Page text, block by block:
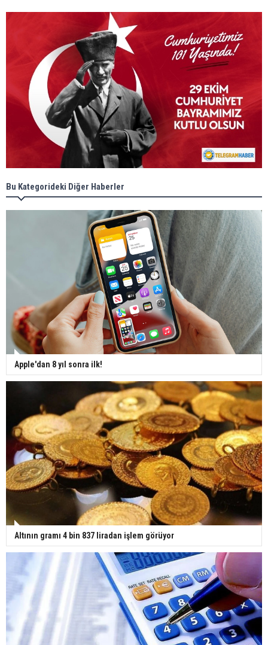
Bu Kategorideki Diğer Haberler
Apple'dan 8 yıl sonra ilk!
Altının gramı 4 bin 837 liradan işlem görüyor